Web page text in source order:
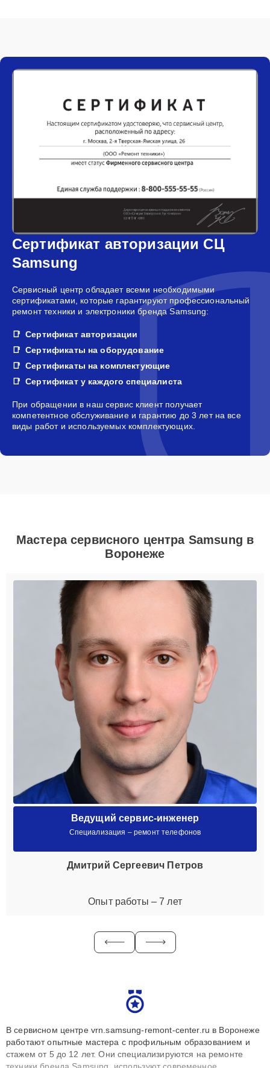
Сертификат авторизации СЦ
Samsung
Сервисный центр обладает всеми необходимыми
сертификатами, которые гарантируют профессиональный
ремонт техники и электроники бренда Samsung:
Сертификат авторизации
Сертификаты на оборудование
Сертификаты на комплектующие
Сертификат у каждого специалиста
При обращении в наш сервис клиент получает
компетентное обслуживание и гарантию до 3 лет на все
виды работ и используемых комплектующих.
Мастера сервисного центра Samsung в
Воронеже
Ведущий сервис-инженер
Специализация – ремонт телефонов
Дмитрий Сергеевич Петров
Опыт работы – 7 лет
В сервисном центре vrn.samsung-remont-center.ru в Воронеже
работают опытные мастера с профильным образованием и
стажем от 5 до 12 лет. Они специализируются на ремонте
техники бренда Samsung, используют современное